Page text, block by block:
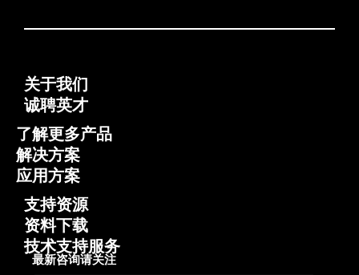
关于我们
诚聘英才
了解更多产品
解决方案
应用方案
支持资源
资料下载
技术支持服务
最新咨询请关注